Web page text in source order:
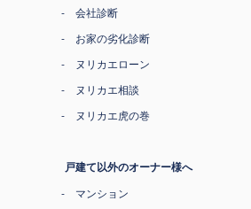
会社診断
お家の劣化診断
ヌリカエローン
ヌリカエ相談
ヌリカエ虎の巻
戸建て以外のオーナー様へ
マンション